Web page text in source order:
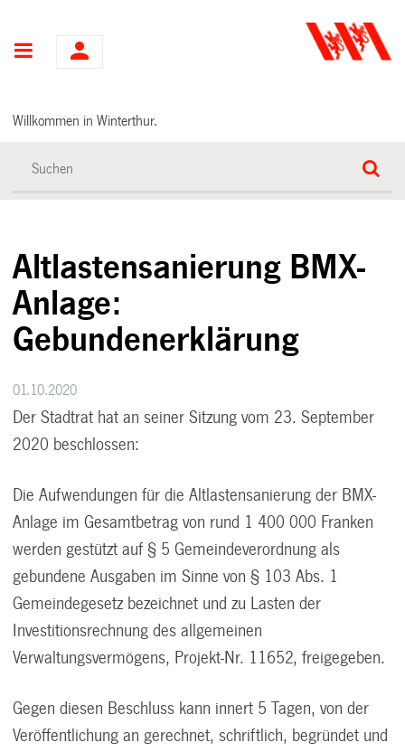
Hauptnavigation
Willkommen in Winterthur.
Altlastensanierung BMX-
Anlage:
Gebundenerklärung
01.10.2020
Der Stadtrat hat an seiner Sitzung vom 23. September
2020 beschlossen:
Die Aufwendungen für die Altlastensanierung der BMX-
Anlage im Gesamtbetrag von rund 1 400 000 Franken
werden gestützt auf § 5 Gemeindeverordnung als
gebundene Ausgaben im Sinne von § 103 Abs. 1
Gemeindegesetz bezeichnet und zu Lasten der
Investitionsrechnung des allgemeinen
Verwaltungsvermögens, Projekt-Nr. 11652, freigegeben.
Gegen diesen Beschluss kann innert 5 Tagen, von der
Veröffentlichung an gerechnet, schriftlich, begründet und